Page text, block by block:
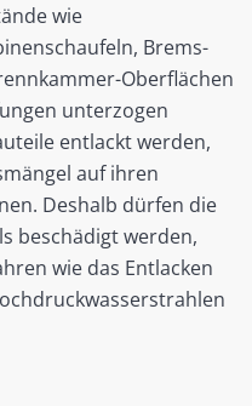
wie
Brems-
Oberflächen
unterzogen
entlackt werden,
auf ihren
Deshalb dürfen die
beschädigt werden,
wie das Entlacken